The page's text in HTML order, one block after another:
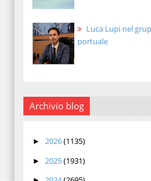
Luca Lupi nel
portuale
Archivio blog
► 2026(1135)
► 2025(1931)